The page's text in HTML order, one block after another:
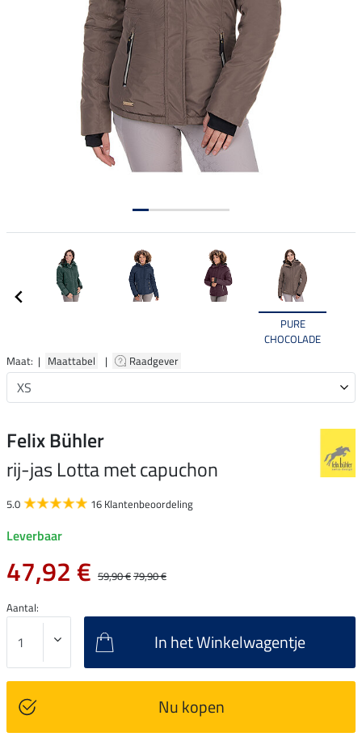
PURE
CHOCOLADE
Maat: | Maattabel | Raadgever
Felix Bühler
rij-jas Lotta met capuchon
5.0 16 Klantenbeoordeling
Leverbaar
47,92 € 59,90 €79,90 €
Aantal:
In het Winkelwagentje
Nu kopen